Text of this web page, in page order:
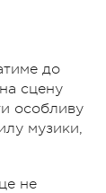
до
сцену
особливу
музики,
не